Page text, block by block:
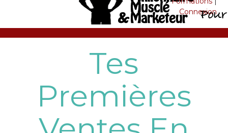
Connexion
Tes
Premières